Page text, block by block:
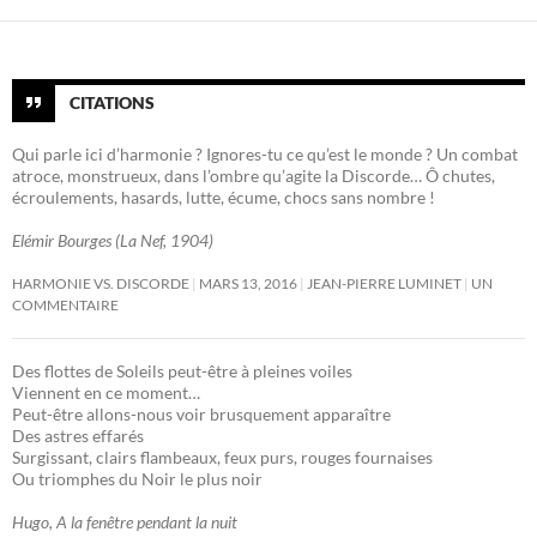
CITATIONS
Qui parle ici d’harmonie ? Ignores-tu ce qu’est le monde ? Un combat
atroce, monstrueux, dans l’ombre qu’agite la Discorde… Ô chutes,
écroulements, hasards, lutte, écume, chocs sans nombre !
Elémir Bourges (La Nef, 1904)
HARMONIE VS. DISCORDE MARS 13, 2016 JEAN-PIERRE LUMINET UN
COMMENTAIRE
Des flottes de Soleils peut-être à pleines voiles
Viennent en ce moment…
Peut-être allons-nous voir brusquement apparaître
Des astres effarés
Surgissant, clairs flambeaux, feux purs, rouges fournaises
Ou triomphes du Noir le plus noir
Hugo, A la fenêtre pendant la nuit